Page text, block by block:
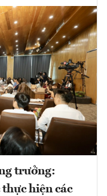
trưởng:
hiện các